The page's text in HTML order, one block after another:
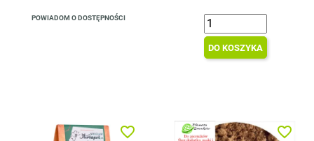
POWIADOM O DOSTĘPNOŚCI
DO KOSZYKA
favorite_border favorite_border